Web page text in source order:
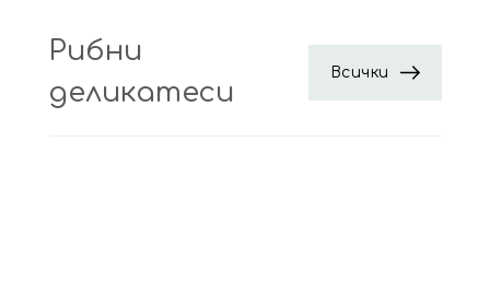
Рибни
деликатеси
Всички